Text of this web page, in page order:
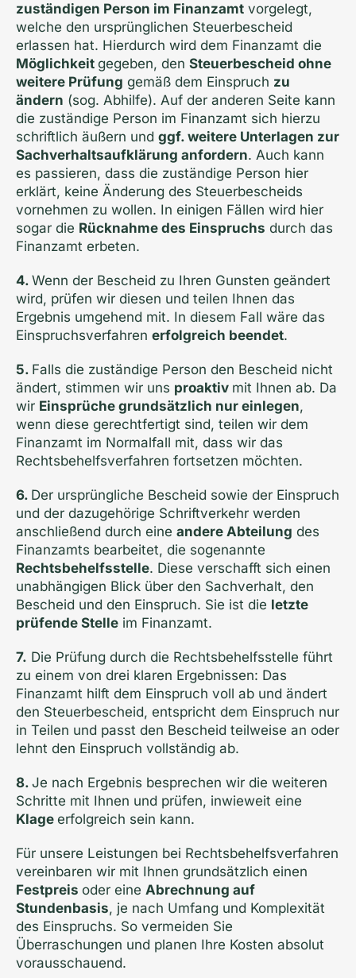
zuständigen Person im Finanzamt vorgelegt,
welche den ursprünglichen Steuerbescheid
erlassen hat. Hierdurch wird dem Finanzamt die
Möglichkeit gegeben, den Steuerbescheid ohne
weitere Prüfung gemäß dem Einspruch zu
ändern (sog. Abhilfe). Auf der anderen Seite kann
die zuständige Person im Finanzamt sich hierzu
schriftlich äußern und ggf. weitere Unterlagen zur
Sachverhaltsaufklärung anfordern. Auch kann
es passieren, dass die zuständige Person hier
erklärt, keine Änderung des Steuerbescheids
vornehmen zu wollen. In einigen Fällen wird hier
sogar die Rücknahme des Einspruchs durch das
Finanzamt erbeten.
4. Wenn der Bescheid zu Ihren Gunsten geändert
wird, prüfen wir diesen und teilen Ihnen das
Ergebnis umgehend mit. In diesem Fall wäre das
Einspruchsverfahren erfolgreich beendet.
5. Falls die zuständige Person den Bescheid nicht
ändert, stimmen wir uns proaktiv mit Ihnen ab. Da
wir Einsprüche grundsätzlich nur einlegen,
wenn diese gerechtfertigt sind, teilen wir dem
Finanzamt im Normalfall mit, dass wir das
Rechtsbehelfs­verfahren fortsetzen möchten.
6. Der ursprüngliche Bescheid sowie der Einspruch
und der dazugehörige Schriftverkehr werden
anschließend durch eine andere Abteilung des
Finanzamts bearbeitet, die sogenannte
Rechtsbehelfsstelle. Diese verschafft sich einen
unabhängigen Blick über den Sachverhalt, den
Bescheid und den Einspruch. Sie ist die letzte
prüfende Stelle im Finanzamt.
7. Die Prüfung durch die Rechtsbehelfsstelle führt
zu einem von drei klaren Ergebnissen: Das
Finanzamt hilft dem Einspruch voll ab und ändert
den Steuerbescheid, entspricht dem Einspruch nur
in Teilen und passt den Bescheid teilweise an oder
lehnt den Einspruch vollständig ab.
8. Je nach Ergebnis besprechen wir die weiteren
Schritte mit Ihnen und prüfen, inwieweit eine
Klage erfolgreich sein kann.
Für unsere Leistungen bei Rechtsbehelfsverfahren
vereinbaren wir mit Ihnen grundsätzlich einen
Festpreis oder eine Abrechnung auf
Stundenbasis, je nach Umfang und Komplexität
des Einspruchs. So vermeiden Sie
Überraschungen und planen Ihre Kosten absolut
vorausschauend.